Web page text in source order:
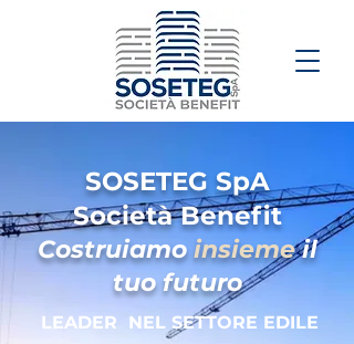
SOSETEG SpA
Società Benefit
Costruiamoinsiemeil
tuo futuro
LEADER NEL SETTORE EDILE